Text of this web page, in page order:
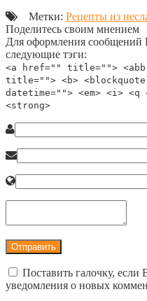
Метки: Рецепты из
Поделитесь своим мнением
Для оформления сообщений
следующие тэги:
<a href="" title="">
title=""> <b>
datetime=""> <em> <i>
<strong>
Поставить галочку, если
уведомления о новых